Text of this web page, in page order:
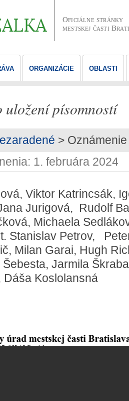
Oficiálne stránky
mestskej časti
ORGANIZÁCIE OBLASTI
uložení písomností
>
1. februára 2024
Viktor Katrincsák,
Jurigová, Rudolf
Michaela
Stanislav Petrov,
Milan Garai, Hugh
Jarmila
Koslolansná